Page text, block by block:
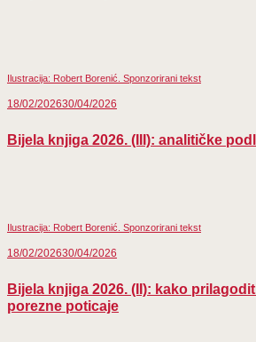
Ilustracija: Robert Borenić. Sponzorirani tekst
18/02/202630/04/2026
Bijela knjiga 2026. (III): analitičke
Ilustracija: Robert Borenić. Sponzorirani tekst
18/02/202630/04/2026
Bijela knjiga 2026. (II): kako
porezne poticaje